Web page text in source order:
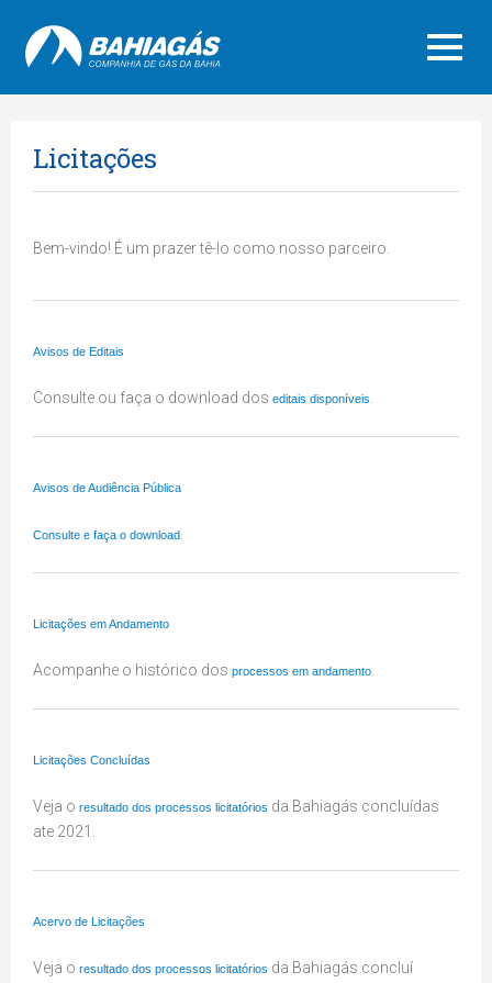
Licitações
Bem-vindo! É um prazer tê-lo como nosso parceiro.
Avisos de Editais
Consulte ou faça o download dos editais disponíveis
Avisos de Audiência Pública
Consulte e faça o download
Licitações em Andamento
Acompanhe o histórico dos processos em andamento
Licitações Concluídas
Veja o resultado dos processos licitatórios da Bahiagás concluídas
ate 2021.
Acervo de Licitações
Veja o resultado dos processos licitatórios da Bahiagás concluí